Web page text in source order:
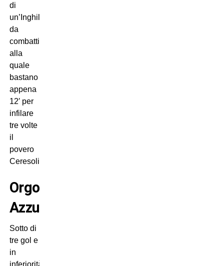
di
un’Inghilterra
da
combattimento,
alla
quale
bastano
appena
12′ per
infilare
tre volte
il
povero
Ceresoli.
Orgoglio
Azzurro
Sotto di
tre gol e
in
inferiorità